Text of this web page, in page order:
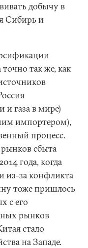
добычу в
Сибирь и
так же, как
газа в мире)
импортером),
процесс.
сбыта
года, когда
из-за конфликта
тоже пришлось
с его
рынков
стало
на Западе.